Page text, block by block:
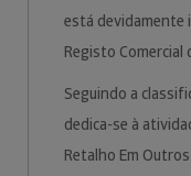
está devidamente
Registo
Seguindo a
dedica-se à
Retalho Em